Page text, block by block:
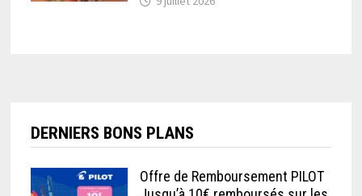
DERNIERS BONS PLANS
Offre de Remboursement PILOT